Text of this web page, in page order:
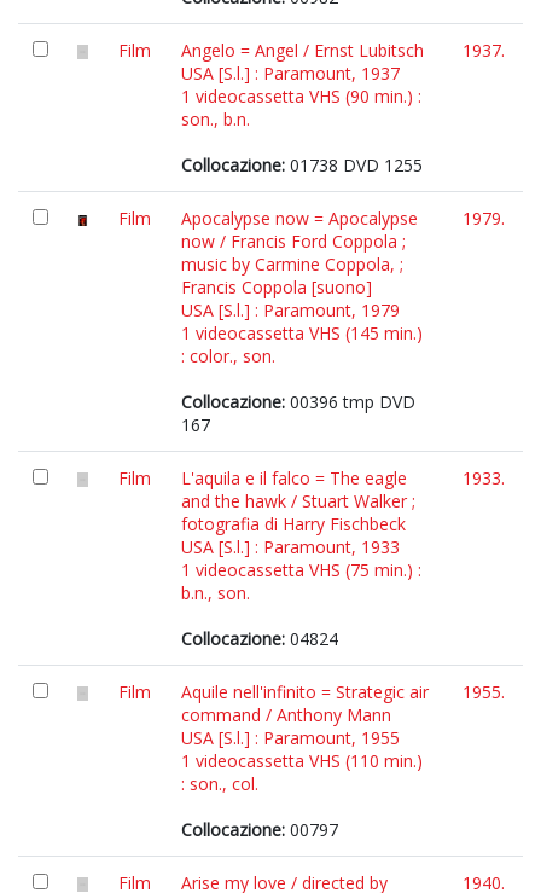
Film
Angelo = Angel / Ernst Lubitsch
USA [S.l.] : Paramount, 1937
1 videocassetta VHS (90 min.) :
son., b.n.
Collocazione: 01738 DVD 1255
1937.
Film
Apocalypse now = Apocalypse
now / Francis Ford Coppola ;
music by Carmine Coppola, ;
Francis Coppola [suono]
USA [S.l.] : Paramount, 1979
1 videocassetta VHS (145 min.)
: color., son.
Collocazione: 00396 tmp DVD
167
1979.
Film
L'aquila e il falco = The eagle
and the hawk / Stuart Walker ;
fotografia di Harry Fischbeck
USA [S.l.] : Paramount, 1933
1 videocassetta VHS (75 min.) :
b.n., son.
Collocazione: 04824
1933.
Film
Aquile nell'infinito = Strategic air
command / Anthony Mann
USA [S.l.] : Paramount, 1955
1 videocassetta VHS (110 min.)
: son., col.
Collocazione: 00797
1955.
Film Arise my love / directed by 1940.